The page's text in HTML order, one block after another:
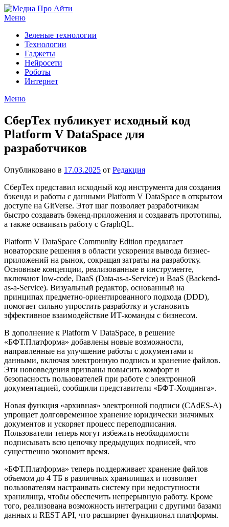
Перейти
к
Меню
Зеленые технологии
Технологии
Гаджеты
Нейросети
Роботы
Интернет
Меню
СберТех публикует исходный код
Platform V DataSpace для
разработчиков
Опубликовано в 17.03.2025 от Редакция
СберТех представил исходный код инструмента для создания
бэкенда и работы с данными Platform V DataSpace в открытом
доступе на GitVerse. Этот шаг позволяет разработчикам
быстро создавать бэкенд-приложения и создавать прототипы,
а также осваивать работу с GraphQL.
Platform V DataSpace Community Edition предлагает
новаторские решения в области ускорения вывода бизнес-
приложений на рынок, сокращая затраты на разработку.
Основные концепции, реализованные в инструменте,
включают low-code, DaaS (Data-as-a-Service) и BaaS (Backend-
as-a-Service). Визуальный редактор, основанный на
принципах предметно-ориентированного подхода (DDD),
помогает сильно упростить разработку и установить
эффективное взаимодействие ИТ-команды с бизнесом.
В дополнение к Platform V DataSpace, в решение
«БФТ.Платформа» добавлены новые возможности,
направленные на улучшение работы с документами и
данными, включая электронную подпись и хранение файлов.
Эти нововведения призваны повысить комфорт и
безопасность пользователей при работе с электронной
документацией, сообщили представители «БФТ-Холдинга».
Новая функция «архивная» электронной подписи (CAdES-A)
упрощает долговременное хранение юридически значимых
документов и ускоряет процесс переподписания.
Пользователи теперь могут избежать необходимости
подписывать всю цепочку предыдущих подписей, что
существенно экономит время.
«БФТ.Платформа» теперь поддерживает хранение файлов
объемом до 4 ТБ в различных хранилищах и позволяет
пользователям настраивать систему при недоступности
хранилища, чтобы обеспечить непрерывную работу. Кроме
того, реализована возможность интеграции с другими базами
данных и REST API, что расширяет функционал платформы.